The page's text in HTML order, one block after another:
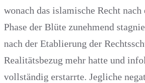
wonach das islamische Recht
Phase der Blüte zunehmend
nach der Etablierung der
Realitätsbezug mehr hatte und
vollständig erstarrte. Jegliche